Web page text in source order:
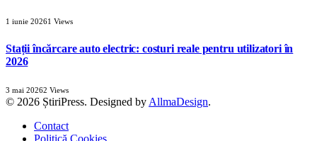
1 iunie 20261 Views
Stații încărcare auto electric: costuri reale pentru utilizatori în
2026
3 mai 20262 Views
© 2026 ȘtiriPress. Designed by AllmaDesign.
Contact
Politică Cookies